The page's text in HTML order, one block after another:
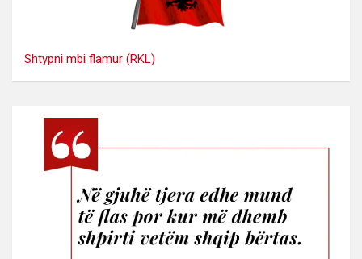
Shtypni mbi flamur (RKL)